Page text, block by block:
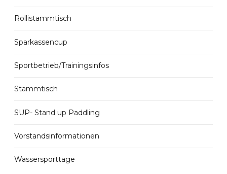
Rollistammtisch
Sparkassencup
Sportbetrieb/Trainingsinfos
Stammtisch
SUP- Stand up Paddling
Vorstandsinformationen
Wassersporttage